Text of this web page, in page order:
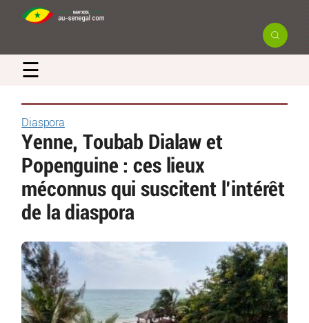
☰
Diaspora
Yenne, Toubab Dialaw et
Popenguine : ces lieux
méconnus qui suscitent l’intérêt
de la diaspora